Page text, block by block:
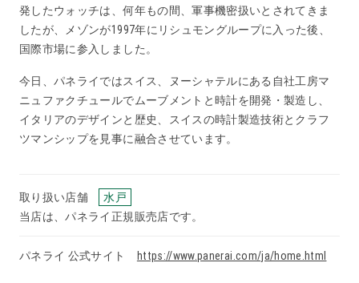
発したウォッチは、何年もの間、軍事機密扱いとされてきま
したが、メゾンが1997年にリシュモングループに入った後、
国際市場に参入しました。
今日、パネライではスイス、ヌーシャテルにある自社工房マ
ニュファクチュールでムーブメントと時計を開発・製造し、
イタリアのデザインと歴史、スイスの時計製造技術とクラフ
ツマンシップを見事に融合させています。
取り扱い店舗
水戸
当店は、パネライ正規販売店です。
パネライ 公式サイト https://www.panerai.com/ja/home.html